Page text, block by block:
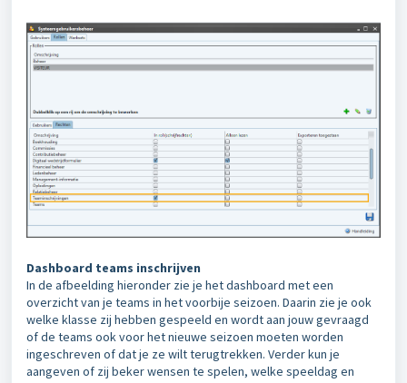
Dashboard teams inschrijven
In de afbeelding hieronder zie je het dashboard met een
overzicht van je teams in het voorbije seizoen. Daarin zie je ook
welke klasse zij hebben gespeeld en wordt aan jouw gevraagd
of de teams ook voor het nieuwe seizoen moeten worden
ingeschreven of dat je ze wilt terugtrekken. Verder kun je
aangeven of zij beker wensen te spelen, welke speeldag en